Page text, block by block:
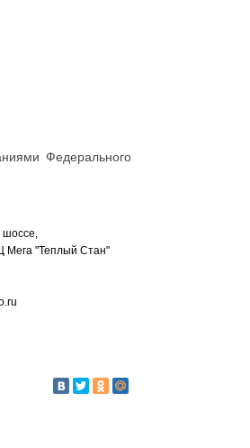
Федерального
шоссе,
Мега "Теплый Стан"